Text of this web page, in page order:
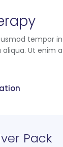
Pack
tempor
Ut enim